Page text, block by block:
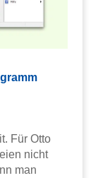
Für Otto
nicht
man